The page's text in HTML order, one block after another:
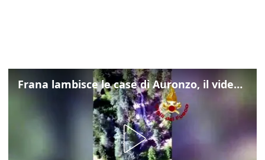
Frana lambisce le case di Auronzo, il video dall'elicottero dei vigili del fuoco